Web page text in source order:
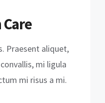
Praesent aliquet,
mi ligula
mi risus a mi.